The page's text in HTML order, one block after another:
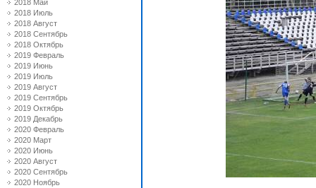
2018 Май
2018 Июль
2018 Август
2018 Сентябрь
2018 Октябрь
2019 Февраль
2019 Июнь
2019 Июль
2019 Август
2019 Сентябрь
2019 Октябрь
2019 Декабрь
2020 Февраль
2020 Март
2020 Июнь
2020 Август
2020 Сентябрь
2020 Ноябрь